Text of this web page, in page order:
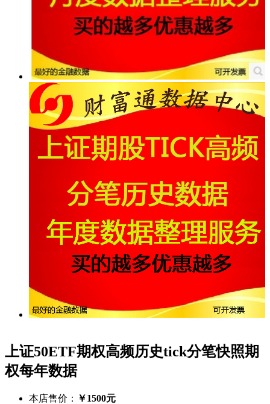
上证50ETF期权高频历史tick分笔快照期
权每年数据
本店售价： ￥1500元